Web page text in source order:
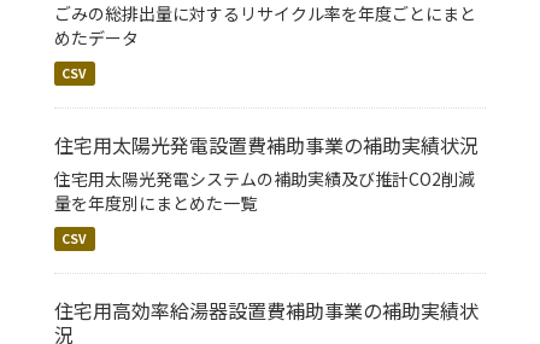
ごみの総排出量に対するリサイクル率を年度ごとにまと
めたデータ
CSV
住宅用太陽光発電設置費補助事業の補助実績状況
住宅用太陽光発電システムの補助実績及び推計CO2削減
量を年度別にまとめた一覧
CSV
住宅用高効率給湯器設置費補助事業の補助実績状
況